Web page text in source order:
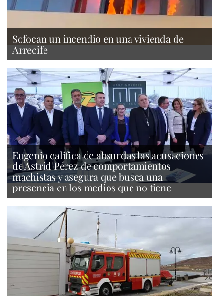
Sofocan un incendio en una vivienda de
Arrecife
Eugenio califica de absurdas las acusaciones
de Astrid Pérez de comportamientos
machistas y asegura que busca una
presencia en los medios que no tiene